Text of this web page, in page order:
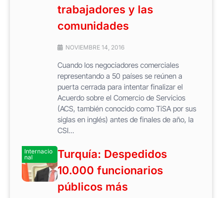
trabajadores y las
comunidades
NOVIEMBRE 14, 2016
Cuando los negociadores comerciales
representando a 50 países se reúnen a
puerta cerrada para intentar finalizar el
Acuerdo sobre el Comercio de Servicios
(ACS, también conocido como TiSA por sus
siglas en inglés) antes de finales de año, la
CSI...
Internacio
nal
Turquía: Despedidos
10.000 funcionarios
públicos más